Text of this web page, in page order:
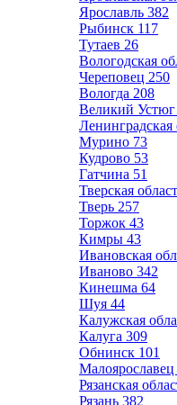
Ярославль 382
Рыбинск 117
Тутаев 26
Вологодская
Череповец 250
Вологда 208
Великий Устюг
Ленинградская
Мурино 73
Кудрово 53
Гатчина 51
Тверская
Тверь 257
Торжок 43
Кимры 43
Ивановская
Иваново 342
Кинешма 64
Шуя 44
Калужская
Калуга 309
Обнинск 101
Малоярославец
Рязанская
Рязань 382